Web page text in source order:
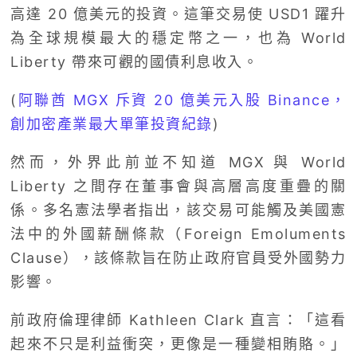
高達 20 億美元的投資。這筆交易使 USD1 躍升
為全球規模最大的穩定幣之一，也為 World
Liberty 帶來可觀的國債利息收入。
( 阿聯酋 MGX 斥資 20 億美元入股 Binance，
創加密產業最大單筆投資紀錄)
然而，外界此前並不知道 MGX 與 World
Liberty 之間存在董事會與高層高度重疊的關
係。多名憲法學者指出，該交易可能觸及美國憲
法中的外國薪酬條款（Foreign Emoluments
Clause），該條款旨在防止政府官員受外國勢力
影響。
前政府倫理律師 Kathleen Clark 直言：「這看
起來不只是利益衝突，更像是一種變相賄賂。」